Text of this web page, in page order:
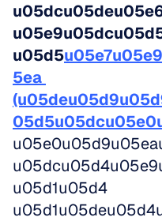
u05d5
5ea
u05d1u05d4